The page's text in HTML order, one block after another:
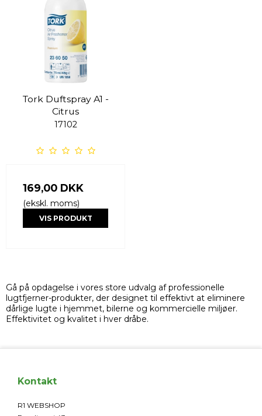
Tork Duftspray A1 -
Citrus
17102
169,00 DKK
(ekskl. moms)
VIS PRODUKT
Gå på opdagelse i vores store udvalg af professionelle
lugtfjerner-produkter, der designet til effektivt at eliminere
dårlige lugte i hjemmet, bilerne og kommercielle miljøer.
Effektivitet og kvalitet i hver dråbe.
Kontakt
R1 WEBSHOP